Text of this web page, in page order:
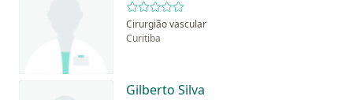
Cirurgião vascular
Curitiba
Gilberto Silva